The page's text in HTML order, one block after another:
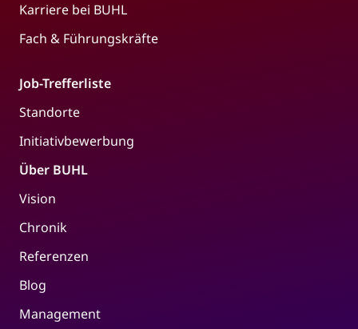
Karriere bei BUHL
Fach & Führungskräfte
Job-Trefferliste
Standorte
Initiativbewerbung
Über BUHL
Vision
Chronik
Referenzen
Blog
Management